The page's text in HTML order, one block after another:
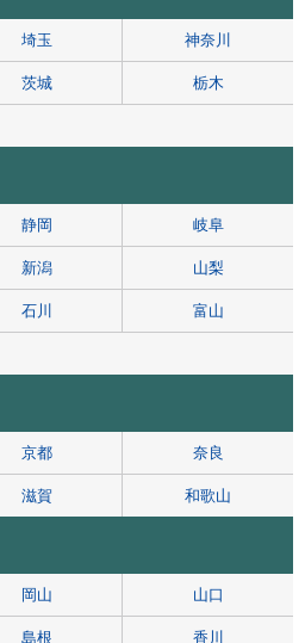
埼玉 神奈川
茨城 栃木
静岡 岐阜
新潟 山梨
石川 富山
京都 奈良
滋賀 和歌山
岡山 山口
島根 香川